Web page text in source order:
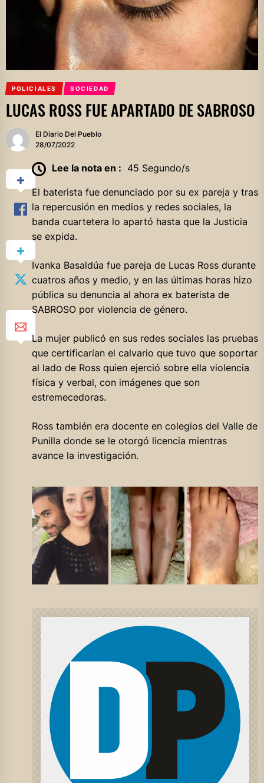
POLICIALES SOCIEDAD
LUCAS ROSS FUE APARTADO DE SABROSO
El Diario Del Pueblo
28/07/2022
Lee la nota en : 45 Segundo/s
El baterista fue denunciado por su ex pareja y tras
la repercusión en medios y redes sociales, la
banda cuartetera lo apartó hasta que la Justicia
se expida.
Ivanka Basaldúa fue pareja de Lucas Ross durante
cuatros años y medio, y en las últimas horas hizo
pública su denuncia al ahora ex baterista de
SABROSO por violencia de género.
La mujer publicó en sus redes sociales las pruebas
que certificarían el calvario que tuvo que soportar
al lado de Ross quien ejerció sobre ella violencia
física y verbal, con imágenes que son
estremecedoras.
Ross también era docente en colegios del Valle de
Punilla donde se le otorgó licencia mientras
avance la investigación.